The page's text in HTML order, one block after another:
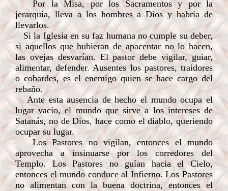
Por la Misa, por los Sacramentos y por la
jerarquía, lleva a los hombres a Dios y habría de
llevarlos.
Si la Iglesia en su faz humana no cumple su deber,
si aquellos que hubieran de apacentar no lo hacen,
las ovejas desvarían. El pastor debe vigilar, guiar,
alimentar, defender. Ausentes los pastores, traidores
o cobardes, es el enemigo quien se hace cargo del
rebaño.
Ante esta ausencia de hecho el mundo ocupa el
lugar vacío, el mundo que sirve a los intereses de
Satanás, no de Dios, hace como el diablo, queriendo
ocupar su lugar.
Los Pastores no vigilan, entonces el mundo
aprovecha a insinuarse por los corredores del
Templo. Los Pastores no guían hacia el Cielo,
entonces el mundo conduce al Infierno. Los Pastores
no alimentan con la buena doctrina, entonces el